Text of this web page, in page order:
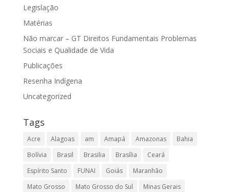
Legislação
Matérias
Não marcar – GT Direitos Fundamentais Problemas
Sociais e Qualidade de Vida
Publicações
Resenha Indígena
Uncategorized
Tags
Acre Alagoas am Amapá Amazonas
Bahia
Bolívia
Brasil Brasilia Brasília
Ceará
Espírito Santo
FUNAI Goiás
Maranhão
Mato Grosso
Mato Grosso do Sul
Minas Gerais